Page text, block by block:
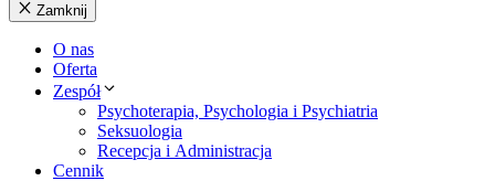
Zamknij
O nas
Oferta
Zespół
Psychoterapia, Psychologia i Psychiatria
Seksuologia
Recepcja i Administracja
Cennik